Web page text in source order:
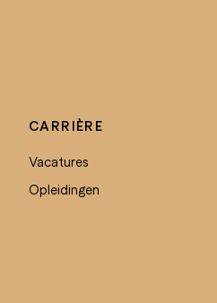
CARRIÈRE
Vacatures
Opleidingen